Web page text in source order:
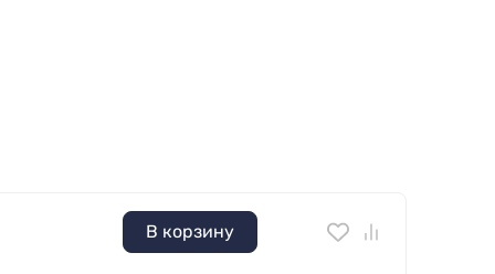
В корзину